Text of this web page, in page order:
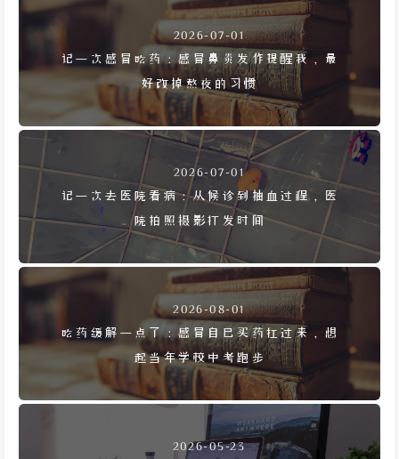
2026-07-01
记一次感冒吃药：感冒鼻炎发作提醒我，最
好改掉熬夜的习惯
2026-07-01
记一次去医院看病：从候诊到抽血过程，医
院拍照摄影打发时间
2026-08-01
吃药缓解一点了：感冒自己买药扛过来，想
起当年学校中考跑步
2026-05-23